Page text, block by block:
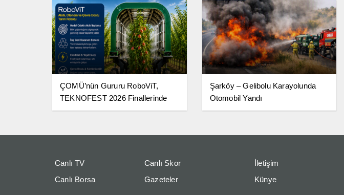
ÇOMÜ’nün Gururu RoboViT,
TEKNOFEST 2026 Finallerinde
Şarköy – Gelibolu Karayolunda
Otomobil Yandı
Canlı TV
Canlı Skor
Canlı Borsa
Gazeteler
İletişim
Künye